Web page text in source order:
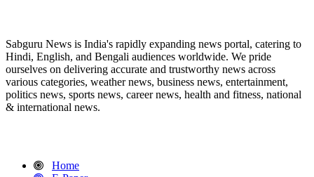
Sabguru News is India's rapidly expanding news portal, catering to
Hindi, English, and Bengali audiences worldwide. We pride
ourselves on delivering accurate and trustworthy news across
various categories, weather news, business news, entertainment,
politics news, sports news, career news, health and fitness, national
& international news.
Home